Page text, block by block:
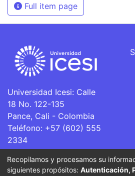
Full item page
Universidad Icesi: Calle
18 No. 122-135
Pance, Cali - Colombia
Teléfono: +57 (602) 555
2334
ventanillaunica@icesi.edu.co
Recopilamos y procesamos su
siguientes propósitos: Autenticación,